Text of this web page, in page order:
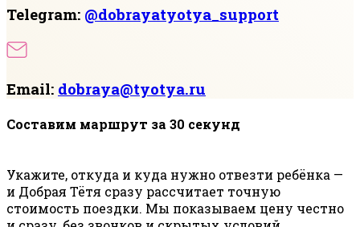
Telegram: @dobrayatyotya_support
Email: dobraya@tyotya.ru
Составим маршрут за 30 секунд
Укажите, откуда и куда нужно отвезти ребёнка —
и Добрая Тётя сразу рассчитает точную
стоимость поездки. Мы показываем цену честно